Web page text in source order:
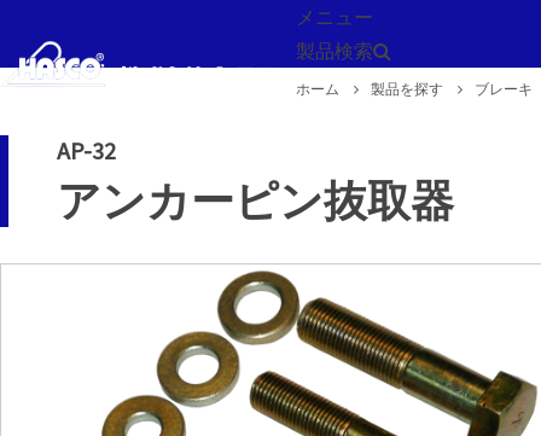
メニュー
製品検索
ホーム 製品を探す ブレーキ
AP-32
アンカーピン抜取器